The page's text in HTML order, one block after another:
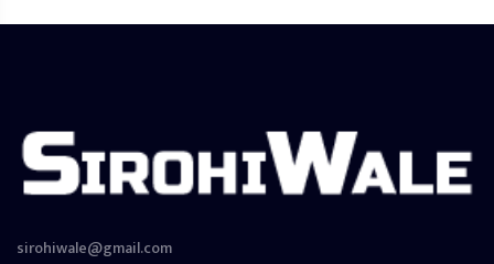
sirohiwale@gmail.com